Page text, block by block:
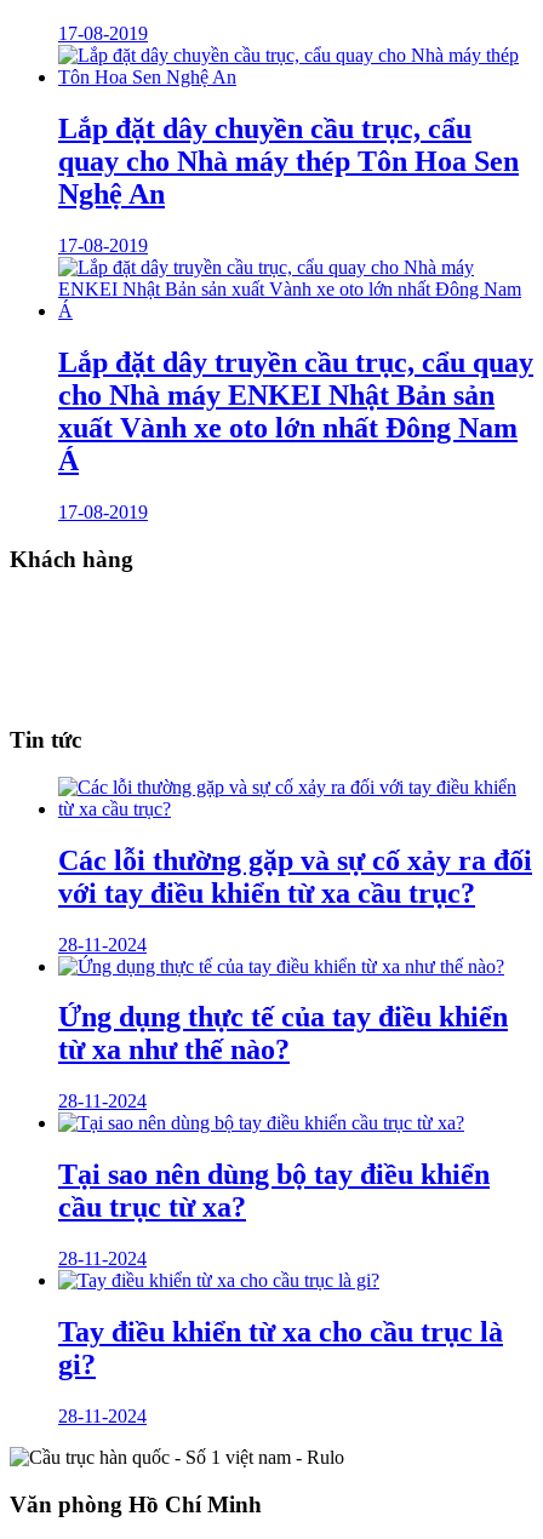
17-08-2019
Lắp đặt dây chuyền cầu trục, cẩu
quay cho Nhà máy thép Tôn Hoa Sen
Nghệ An
17-08-2019
Lắp đặt dây truyền cầu trục, cẩu quay
cho Nhà máy ENKEI Nhật Bản sản
xuất Vành xe oto lớn nhất Đông Nam
Á
17-08-2019
Khách hàng
Tin tức
Các lỗi thường gặp và sự cố xảy ra đối
với tay điều khiển từ xa cầu trục?
28-11-2024
Ứng dụng thực tế của tay điều khiển
từ xa như thế nào?
28-11-2024
Tại sao nên dùng bộ tay điều khiển
cầu trục từ xa?
28-11-2024
Tay điều khiển từ xa cho cầu trục là
gi?
28-11-2024
Văn phòng Hồ Chí Minh